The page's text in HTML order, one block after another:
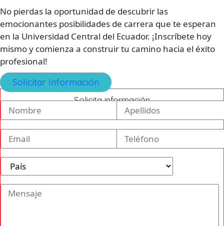
No pierdas la oportunidad de descubrir las
emocionantes posibilidades de carrera que te esperan
en la Universidad Central del Ecuador. ¡Inscríbete hoy
mismo y comienza a construir tu camino hacia el éxito
profesional!
Solicitar Información
Solicita información